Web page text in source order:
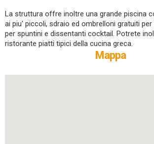
La struttura offre inoltre una grande piscina
ai piu' piccoli, sdraio ed ombrelloni gratuiti
per spuntini e dissentanti cocktail. Potrete
ristorante piatti tipici della cucina greca.
Mappa